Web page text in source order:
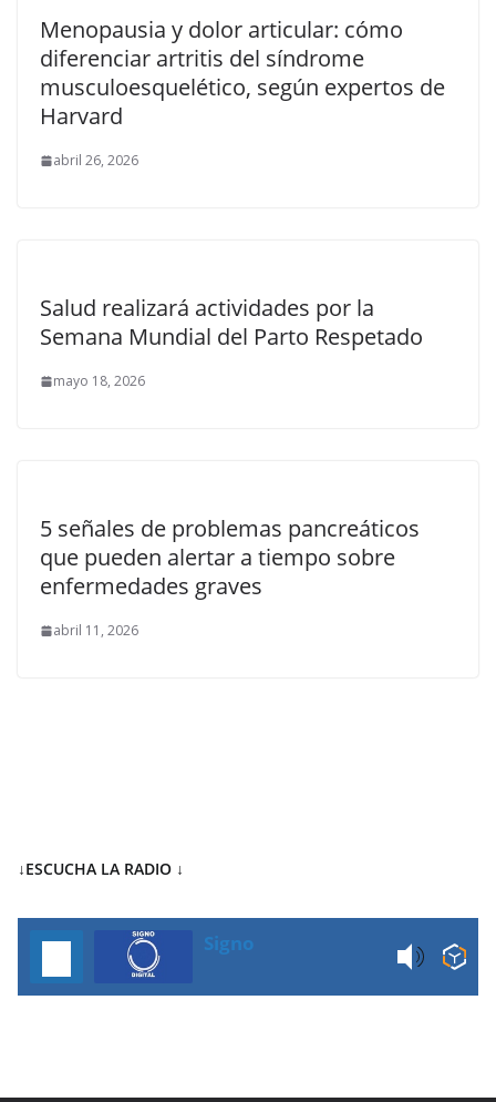
Menopausia y dolor articular: cómo
diferenciar artritis del síndrome
musculoesquelético, según expertos de
Harvard
abril 26, 2026
Salud realizará actividades por la
Semana Mundial del Parto Respetado
mayo 18, 2026
5 señales de problemas pancreáticos
que pueden alertar a tiempo sobre
enfermedades graves
abril 11, 2026
↓ESCUCHA LA RADIO ↓
Signo